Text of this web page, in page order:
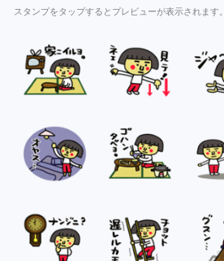
スタンプをタップするとプレビューが表示されます。